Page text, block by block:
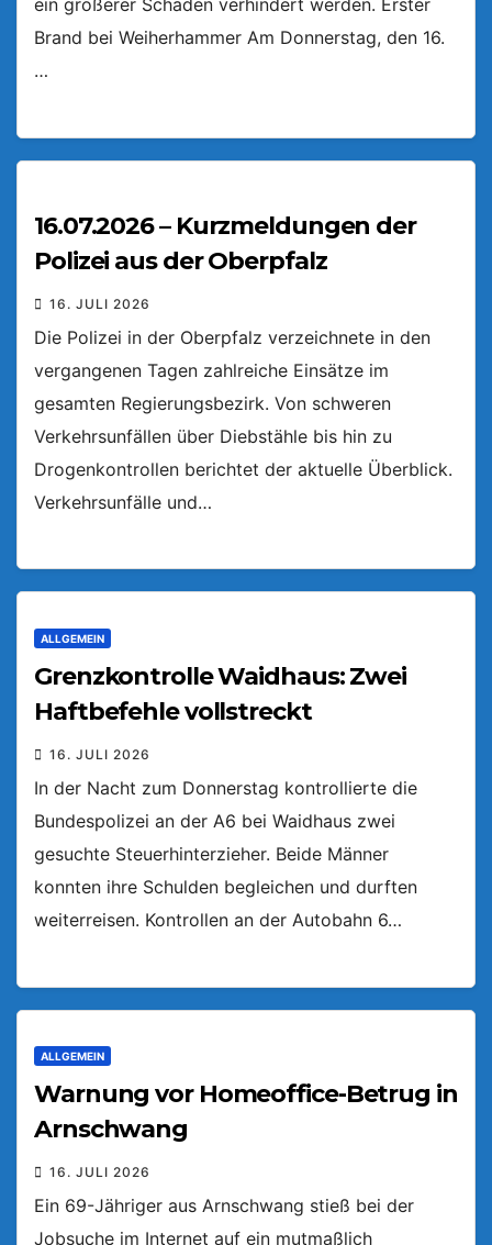
ein größerer Schaden verhindert werden. Erster
Brand bei Weiherhammer Am Donnerstag, den 16.
…
16.07.2026 – Kurzmeldungen der
Polizei aus der Oberpfalz
16. JULI 2026
Die Polizei in der Oberpfalz verzeichnete in den
vergangenen Tagen zahlreiche Einsätze im
gesamten Regierungsbezirk. Von schweren
Verkehrsunfällen über Diebstähle bis hin zu
Drogenkontrollen berichtet der aktuelle Überblick.
Verkehrsunfälle und…
ALLGEMEIN
Grenzkontrolle Waidhaus: Zwei
Haftbefehle vollstreckt
16. JULI 2026
In der Nacht zum Donnerstag kontrollierte die
Bundespolizei an der A6 bei Waidhaus zwei
gesuchte Steuerhinterzieher. Beide Männer
konnten ihre Schulden begleichen und durften
weiterreisen. Kontrollen an der Autobahn 6…
ALLGEMEIN
Warnung vor Homeoffice-Betrug in
Arnschwang
16. JULI 2026
Ein 69-Jähriger aus Arnschwang stieß bei der
Jobsuche im Internet auf ein mutmaßlich